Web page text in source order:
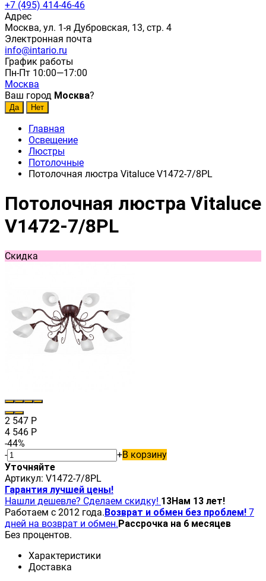
+7 (495) 414-46-46
Адрес
Москва, ул. 1-я Дубровская, 13, стр. 4
Электронная почта
info@intario.ru
График работы
Пн-Пт 10:00—17:00
Москва
Ваш город Москва?
Главная
Освещение
Люстры
Потолочные
Потолочная люстра Vitaluce V1472-7/8PL
Потолочная люстра Vitaluce
V1472-7/8PL
Скидка
2 547 Р
4 546 Р
-44%
-
+В корзину
Уточняйте
Артикул: V1472-7/8PL
Гарантия лучшей цены!
Нашли дешевле? Сделаем скидку! 13Нам 13 лет!
Работаем с 2012 года.Возврат и обмен без проблем! 7
дней на возврат и обмен.Рассрочка на 6 месяцев
Без процентов.
Характеристики
Доставка